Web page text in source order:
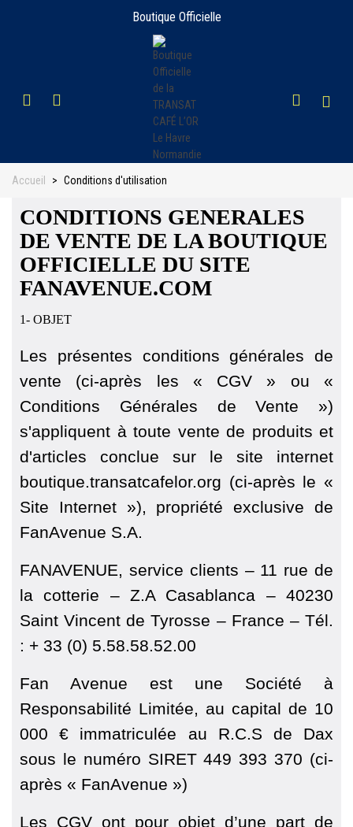
Boutique Officielle
Accueil > Conditions d'utilisation
CONDITIONS GENERALES
DE VENTE DE LA BOUTIQUE
OFFICIELLE DU SITE
FANAVENUE.COM
1- OBJET
Les présentes conditions générales de
vente (ci-après les « CGV » ou «
Conditions Générales de Vente »)
s'appliquent à toute vente de produits et
d'articles conclue sur le site internet
boutique.transatcafelor.org (ci-après le «
Site Internet »), propriété exclusive de
FanAvenue S.A.
FANAVENUE, service clients – 11 rue de
la cotterie – Z.A Casablanca – 40230
Saint Vincent de Tyrosse – France – Tél.
: + 33 (0) 5.58.58.52.00
Fan Avenue est une Société à
Responsabilité Limitée, au capital de 10
000 € immatriculée au R.C.S de Dax
sous le numéro SIRET 449 393 370 (ci-
après « FanAvenue »)
Les CGV ont pour objet d’une part de